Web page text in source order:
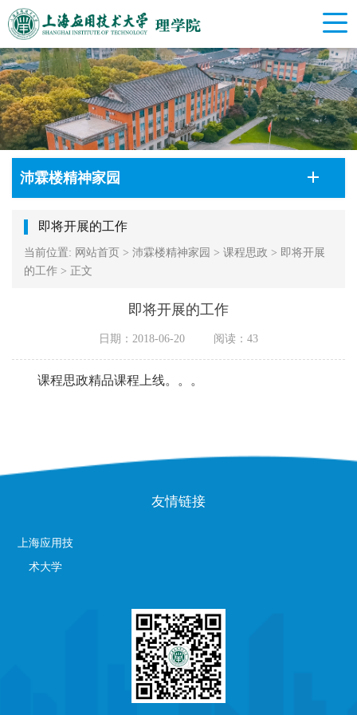
沛霖楼精神家园
即将开展的工作
当前位置: 网站首页 > 沛霖楼精神家园 > 课程思政 > 即将开展
的工作 > 正文
即将开展的工作
日期：2018-06-20 阅读： 43
课程思政精品课程上线。。。
友情链接
上海应用技
术大学